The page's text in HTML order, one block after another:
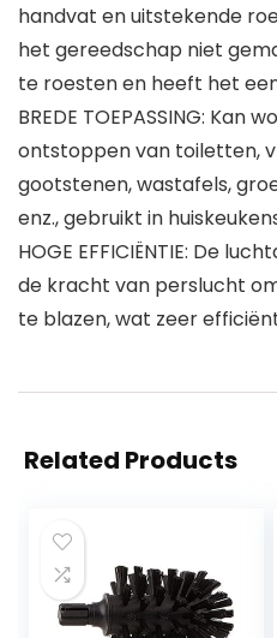
handvat en uitstekende
het gereedschap niet
te roesten en heeft het
BREDE TOEPASSING:
ontstoppen van toiletten,
gootstenen, wastafels,
enz., gebruikt in
HOGE EFFICIËNTIE: De
de kracht van perslucht
te blazen, wat zeer
Related Products